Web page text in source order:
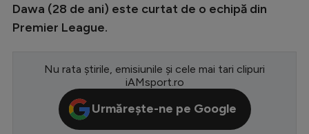
Conference League
Premier League
Serie A
Dawa (28 de ani) este curtat de o echipă din
Premier League.
Nu rata știrile, emisiunile și cele mai tari clipuri
iAMsport.ro
Urmărește-ne pe Google